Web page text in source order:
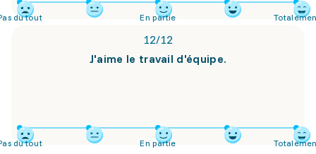
du tout En partie
12/12
J'aime le travail d'équipe.
du tout En partie